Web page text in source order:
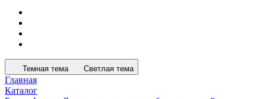
Темная тема Светлая тема
Главная
Каталог